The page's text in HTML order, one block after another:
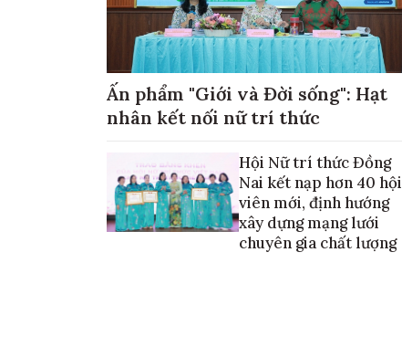
Ấn phẩm "Giới và Đời sống": Hạt
nhân kết nối nữ trí thức
Hội Nữ trí thức Đồng
Nai kết nạp hơn 40 hội
viên mới, định hướng
xây dựng mạng lưới
chuyên gia chất lượng